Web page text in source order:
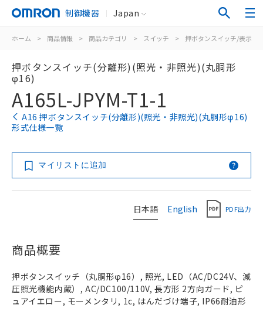
制御機器 Japan
ホーム > 商品情報 > 商品カテゴリ > スイッチ > 押ボタンスイッチ/表示灯
押ボタンスイッチ(分離形)(照光・非照光)(丸胴形
φ16)
A165L-JPYM-T1-1
A16 押ボタンスイッチ(分離形)(照光・非照光)(丸胴形φ16)
形式仕様一覧
マイリストに追加
日本語 English PDF出力
商品概要
押ボタンスイッチ（丸胴形φ16）, 照光, LED（AC/DC24V、減
圧照光機能内蔵）, AC/DC100/110V, 長方形 2方向ガード, ピ
ュアイエロー, モーメンタリ, 1c, はんだづけ端子, IP66耐油形